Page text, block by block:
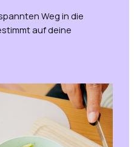
Weg in die
auf deine